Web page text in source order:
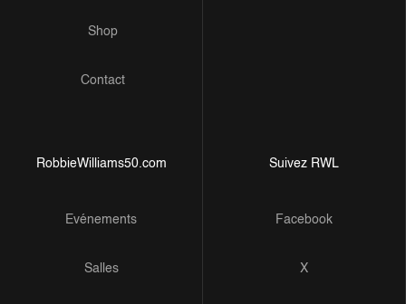
Shop
Contact
RobbieWilliams50.com
Evénements
Salles
Suivez RWL
Facebook
X